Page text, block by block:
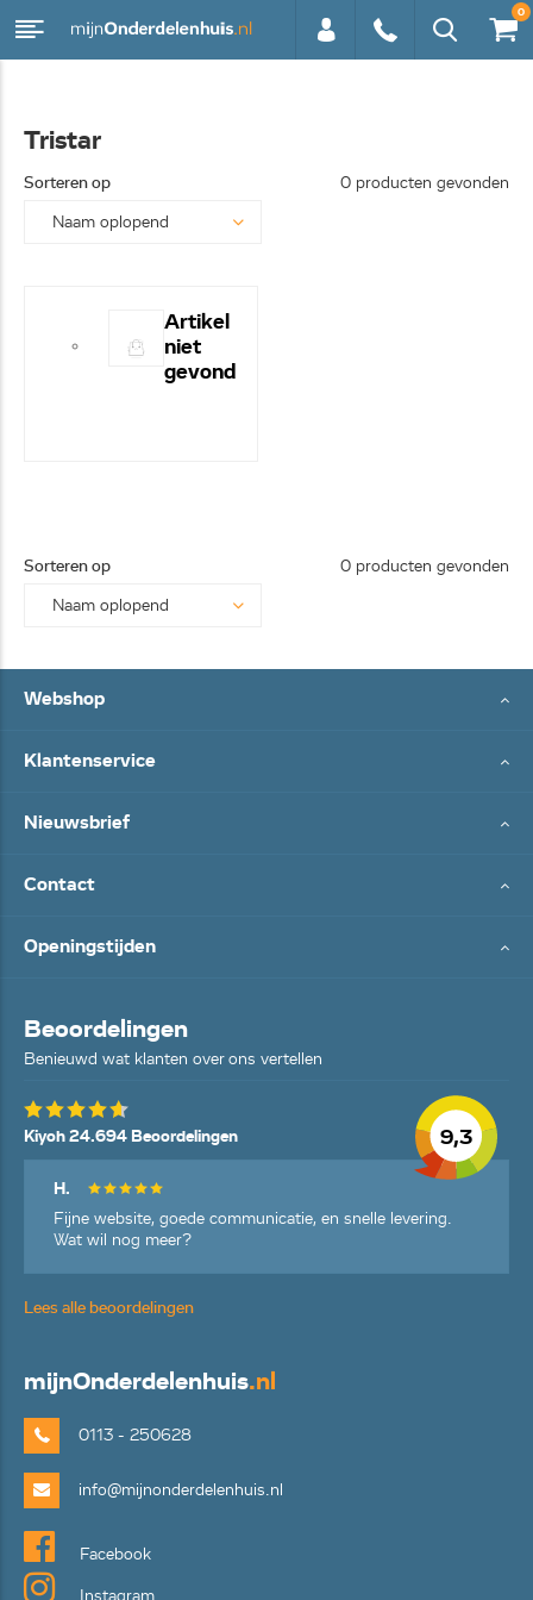
250628
0
Tristar
Sorteren op 0 producten gevonden
Artikel
niet
gevond
Sorteren op 0 producten gevonden
Webshop
Klantenservice
Nieuwsbrief
Contact
Openingstijden
Beoordelingen
Benieuwd wat klanten over ons vertellen
9,3
Kiyoh 24.694 Beoordelingen
H.
Fijne website, goede communicatie, en snelle levering.
Wat wil nog meer?
Lees alle beoordelingen
mijnOnderdelenhuis.nl
0113 - 250628
info@mijnonderdelenhuis.nl
Facebook